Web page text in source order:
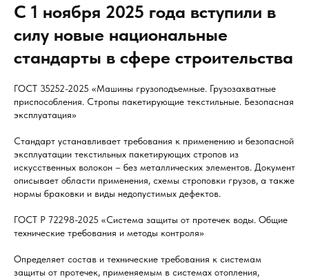
С 1 ноября 2025 года вступили в
силу новые национальные
стандарты в сфере строительства
ГОСТ 35252-2025 «Машины грузоподъемные. Грузозахватные
приспособления. Стропы пакетирующие текстильные. Безопасная
эксплуатация»
Стандарт устанавливает требования к применению и безопасной
эксплуатации текстильных пакетирующих стропов из
искусственных волокон – без металлических элементов. Документ
описывает области применения, схемы строповки грузов, а также
нормы браковки и виды недопустимых дефектов.
ГОСТ Р 72298-2025 «Система защиты от протечек воды. Общие
технические требования и методы контроля»
Определяет состав и технические требования к системам
защиты от протечек, применяемым в системах отопления,